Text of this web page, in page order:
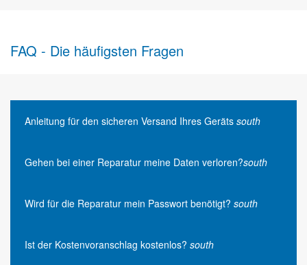
FAQ - Die häufigsten Fragen
Anleitung für den sicheren Versand Ihres Geräts south
Gehen bei einer Reparatur meine Daten verloren?south
Wird für die Reparatur mein Passwort benötigt? south
Ist der Kostenvoranschlag kostenlos? south